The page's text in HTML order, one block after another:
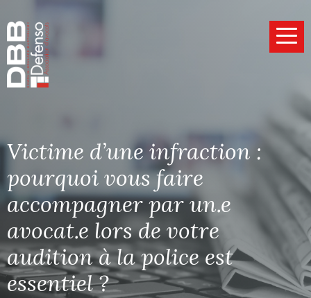
Page d’accueil
Victime d’une infraction :
pourquoi vous faire
accompagner par un.e
avocat.e lors de votre
audition à la police est
essentiel ?